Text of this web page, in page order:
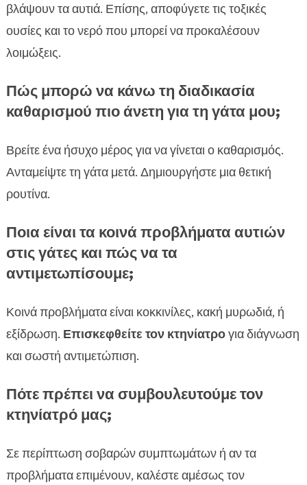
βλάψουν τα αυτιά. Επίσης, αποφύγετε τις τοξικές
ουσίες και το νερό που μπορεί να προκαλέσουν
λοιμώξεις.
Πώς μπορώ να κάνω τη διαδικασία
καθαρισμού πιο άνετη για τη γάτα μου;
Βρείτε ένα ήσυχο μέρος για να γίνεται ο καθαρισμός.
Ανταμείψτε τη γάτα μετά. Δημιουργήστε μια θετική
ρουτίνα.
Ποια είναι τα κοινά προβλήματα αυτιών
στις γάτες και πώς να τα
αντιμετωπίσουμε;
Κοινά προβλήματα είναι κοκκινίλες, κακή μυρωδιά, ή
εξίδρωση. Επισκεφθείτε τον κτηνίατρογια διάγνωση
και σωστή αντιμετώπιση.
Πότε πρέπει να συμβουλευτούμε τον
κτηνίατρό μας;
Σε περίπτωση σοβαρών συμπτωμάτων ή αν τα
προβλήματα επιμένουν, καλέστε αμέσως τον